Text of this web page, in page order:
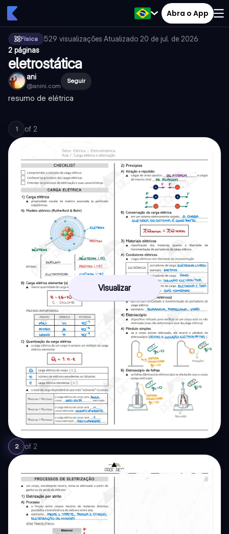
Abra o App
Física 529 visualizações·Atualizado 20 de jul. de 2026·
2 páginas
eletrostática
ani
@anini.com
Seguir
resumo de elétrica
1 of 2
Visualizar
2 of 2